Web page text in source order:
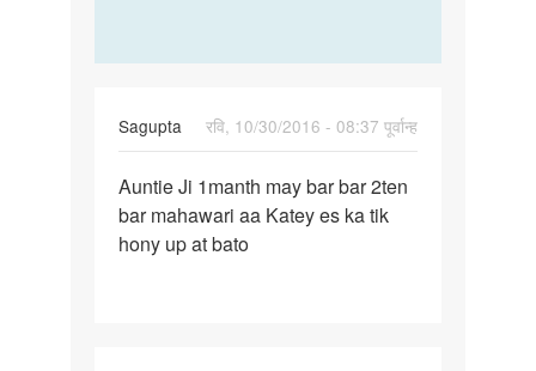
Sagupta
रवि, 10/30/2016 - 08:37 पूर्वान्ह
Auntie
Ji
1manth
Auntie Ji 1manth may bar bar 2ten
bar mahawari aa Katey es ka tik
hony up at bato